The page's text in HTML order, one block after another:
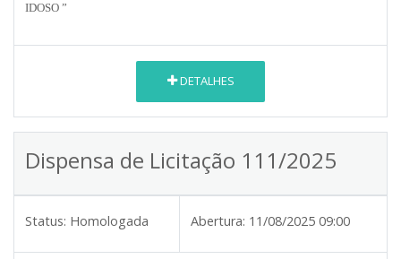
IDOSO ”
DETALHES
Dispensa de Licitação 111/2025
Status: Homologada Abertura: 11/08/2025 09:00